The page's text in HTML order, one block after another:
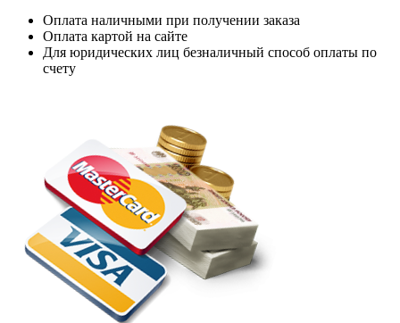
Оплата наличными при получении заказа
Оплата картой на сайте
Для юридических лиц безналичный способ оплаты по
счету